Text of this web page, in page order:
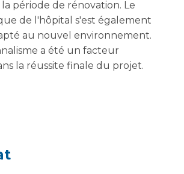
période de rénovation. Le
de l'hôpital s'est également
au nouvel environnement.
a été un facteur
la réussite finale du projet.